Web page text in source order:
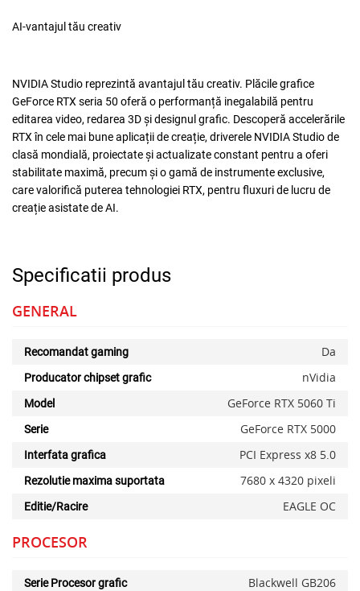
AI-vantajul tău creativ
NVIDIA Studio reprezintă avantajul tău creativ. Plăcile grafice
GeForce RTX seria 50 oferă o performanță inegalabilă pentru
editarea video, redarea 3D și designul grafic. Descoperă accelerările
RTX în cele mai bune aplicații de creație, driverele NVIDIA Studio de
clasă mondială, proiectate și actualizate constant pentru a oferi
stabilitate maximă, precum și o gamă de instrumente exclusive,
care valorifică puterea tehnologiei RTX, pentru fluxuri de lucru de
creație asistate de AI.
Specificatii produs
GENERAL
Recomandat gaming Da
Producator chipset grafic nVidia
Model GeForce RTX 5060 Ti
Serie GeForce RTX 5000
Interfata grafica PCI Express x8 5.0
Rezolutie maxima suportata 7680 x 4320 pixeli
Editie/Racire EAGLE OC
PROCESOR
Serie Procesor grafic Blackwell GB206